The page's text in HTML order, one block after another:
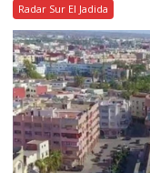
Radar Sur El Jadida